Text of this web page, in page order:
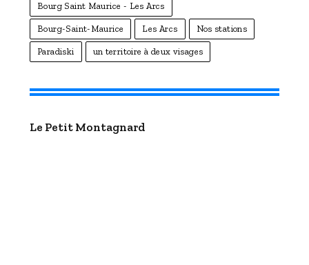
Bourg Saint Maurice - Les Arcs
Bourg-Saint-Maurice Les Arcs Nos stations
Paradiski un territoire à deux visages
Le Petit Montagnard